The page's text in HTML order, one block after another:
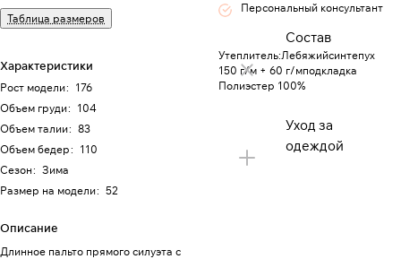
Таблица размеров
Характеристики
Рост модели: 176
Объем груди: 104
Объем талии: 83
Объем бедер: 110
Сезон: Зима
Размер на модели: 52
Описание
Длинное пальто прямого силуэта с
Персональный консультант
Состав
Утеплитель:Лебяжийсинтепух
150 г/м + 60 г/мподкладка
Полиэстер 100%
Уход за
одеждой